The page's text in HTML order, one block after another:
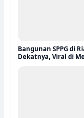
Bangunan SPPG di
Dekatnya, Viral di